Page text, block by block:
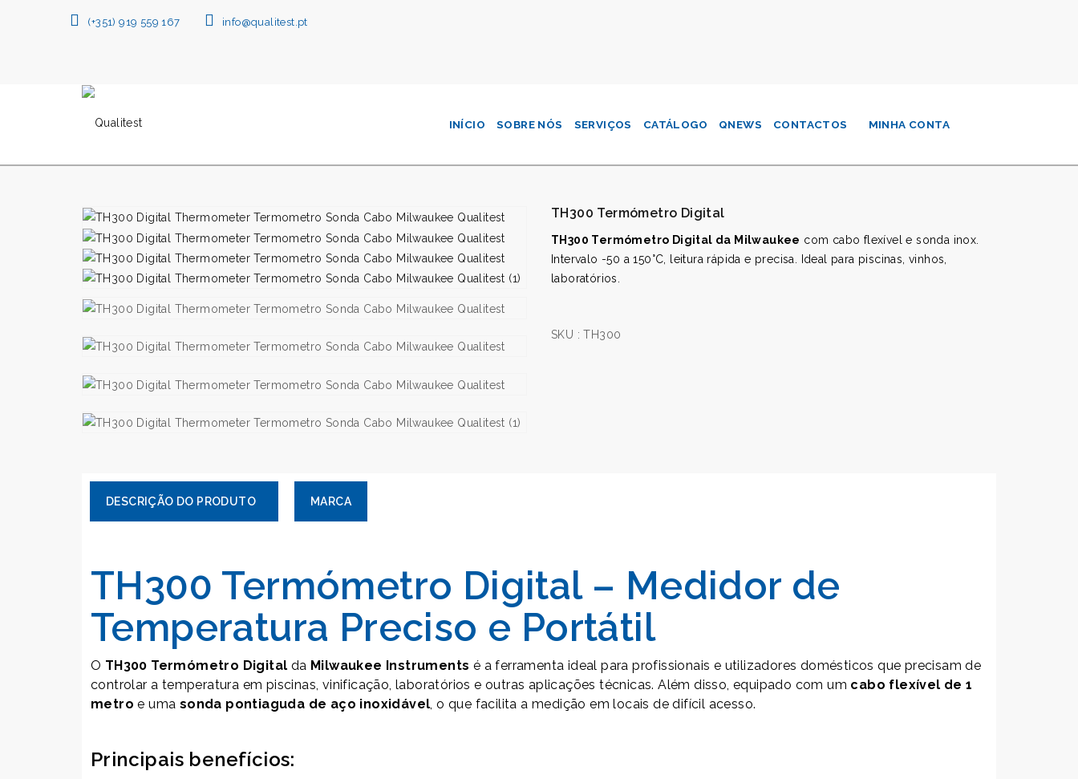
(+351) 919 559 167 info@qualitest.pt
INÍCIO SOBRE NÓS SERVIÇOS CATÁLOGO QNEWS CONTACTOS MINHA CONTA
TH300 Termómetro Digital
TH300 Termómetro Digital da Milwaukee com cabo flexível e sonda inox.
Intervalo -50 a 150°C, leitura rápida e precisa. Ideal para piscinas, vinhos,
laboratórios.
SKU :TH300
MARCA
TH300 Termómetro Digital – Medidor de
Temperatura Preciso e Portátil
O TH300 Termómetro Digital da Milwaukee Instruments é a ferramenta ideal para profissionais e utilizadores domésticos que precisam de
controlar a temperatura em piscinas, vinificação, laboratórios e outras aplicações técnicas. Além disso, equipado com um cabo flexível de 1
metro e uma sonda pontiaguda de aço inoxidável, o que facilita a medição em locais de difícil acesso.
Principais benefícios: